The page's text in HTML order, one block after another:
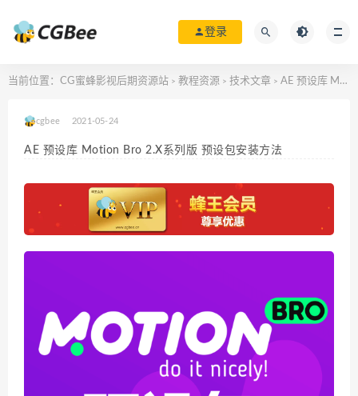
登录
当前位置： CG蜜蜂影视后期资源站 > 教程资源 > 技术文章 > AE 预设库 Motion Bro 2.X系列版 预设包安装方法
cgbee 2021-05-24
AE 预设库 Motion Bro 2.X系列版 预设包安装方法